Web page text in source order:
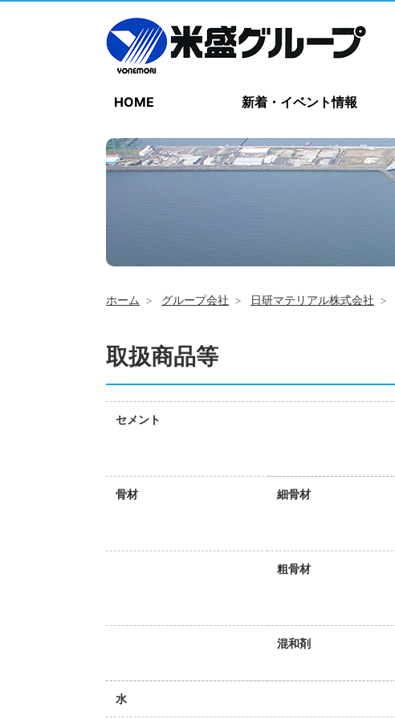
HOME 新着・イベント情報
ホーム グループ会社 日研マテリアル株式会社
取扱商品等
セメント
骨材 細骨材
粗骨材
混和剤
水